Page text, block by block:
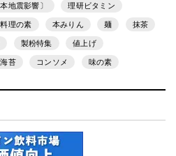
本地震影響〕 理研ビタミン
理の素 本みりん 麺 抹茶
製粉特集 値上げ
海苔 コンソメ 味の素